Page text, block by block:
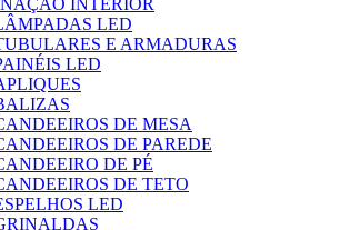
INTERIOR
LED
E ARMADURAS
LED
DE MESA
DE PAREDE
DE PÉ
DE TETO
LED